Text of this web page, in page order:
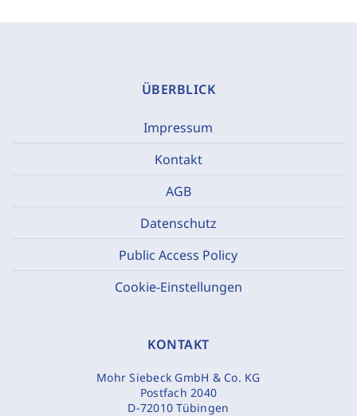
ÜBERBLICK
Impressum
Kontakt
AGB
Datenschutz
Public Access Policy
Cookie-Einstellungen
KONTAKT
Mohr Siebeck GmbH & Co. KG
Postfach 2040
D-72010 Tübingen